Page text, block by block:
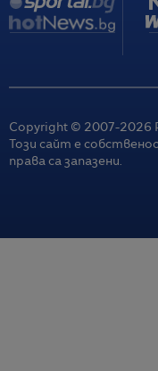
Copyright © 2007-2026
Този сайт е
права са запазени.